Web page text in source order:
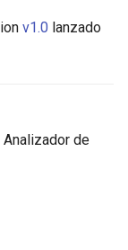
v1.0 lanzado
de